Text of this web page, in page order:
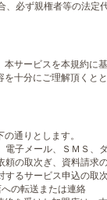
、必ず親権者等の法定
サービスを本規約に
を十分にご理解頂くと
通りとします。
電子メール、ＳＭＳ
頼の取次ぎ、資料請求
するサービス申込の取
への転送または連絡